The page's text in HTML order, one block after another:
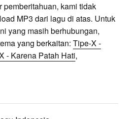
pemberitahuan, kami tidak
MP3 dari lagu di atas. Untuk
yang masih berhubungan,
yang berkaitan: Tipe-X -
- Karena Patah Hati,